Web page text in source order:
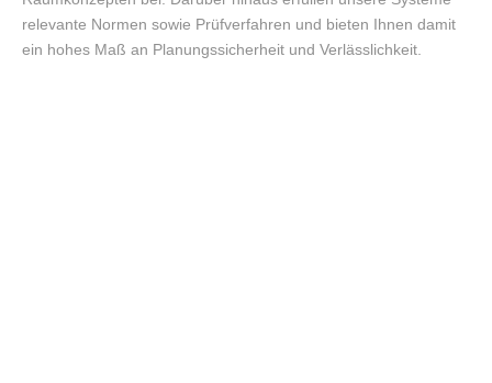
relevante Normen sowie Prüfverfahren und bieten Ihnen damit
ein hohes Maß an Planungssicherheit und Verlässlichkeit.